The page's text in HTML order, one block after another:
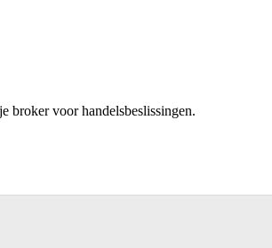
broker voor handelsbeslissingen.